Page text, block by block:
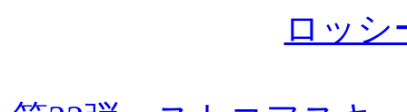
ロッシ